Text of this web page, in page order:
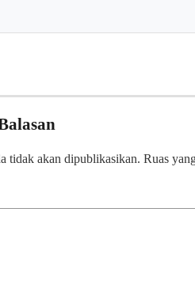
tidak akan dipublikasikan. Ruas